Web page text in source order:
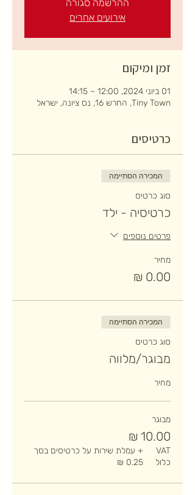
ההרשמה סגורה
אירועים אחרים
זמן ומיקום
01 ביוני 2024, 12:00 – 14:15
Tiny Town, החרש 16, נס ציונה, ישראל
כרטיסים
המכירה הסתיימה
סוג כרטיס
כרטיסיה - ילד
פרטים נוספים
מחיר
המכירה הסתיימה
סוג כרטיס
מבוגר/מלווה
מחיר
מבוגר
VAT
כלול
+ עמלת שירות על כרטיסים בסך
‏0.25 ‏₪